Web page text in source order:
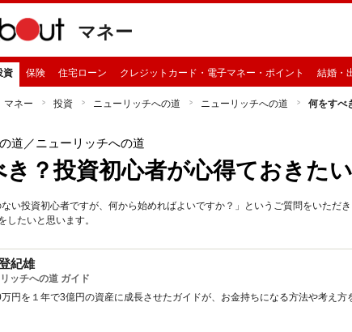
マネー
資 保険 住宅ローン クレジットカード・電子マネー・ポイント 結婚・
マネー 投資 ニューリッチへの道 ニューリッチへの道 何をすべ
道 ／ニューリッチへの道
き？投資初心者が心得ておきた
ない投資初心者ですが、何から始めればよいですか？」というご質問をいただ
したいと思います。
紀雄
ッチへの道 ガイド
円を１年で3億円の資産に成長させたガイドが、お金持ちになる方法や考え方